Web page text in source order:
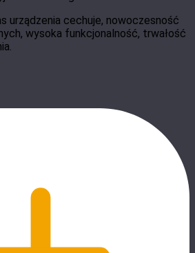
urządzenia cechuje, nowoczesność
wysoka funkcjonalność, trwałość